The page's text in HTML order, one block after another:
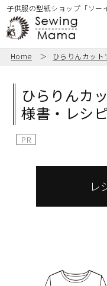
子供服の型紙ショップ「ソー
Home ひらりんカット
ひらりんカ
様書・レシピ
PR
レ